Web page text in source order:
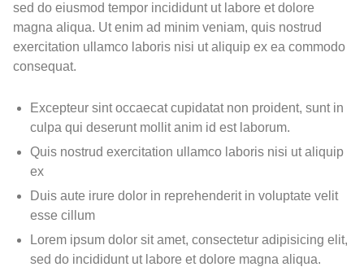
sed do eiusmod tempor incididunt ut labore et dolore
magna aliqua. Ut enim ad minim veniam, quis nostrud
exercitation ullamco laboris nisi ut aliquip ex ea commodo
consequat.
Excepteur sint occaecat cupidatat non proident, sunt in
culpa qui deserunt mollit anim id est laborum.
Quis nostrud exercitation ullamco laboris nisi ut aliquip
ex
Duis aute irure dolor in reprehenderit in voluptate velit
esse cillum
Lorem ipsum dolor sit amet, consectetur adipisicing elit,
sed do incididunt ut labore et dolore magna aliqua.